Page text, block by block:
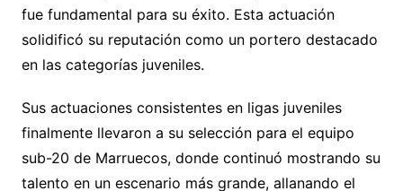
fue fundamental para su éxito. Esta actuación
solidificó su reputación como un portero destacado
en las categorías juveniles.
Sus actuaciones consistentes en ligas juveniles
finalmente llevaron a su selección para el equipo
sub-20 de Marruecos, donde continuó mostrando su
talento en un escenario más grande, allanando el